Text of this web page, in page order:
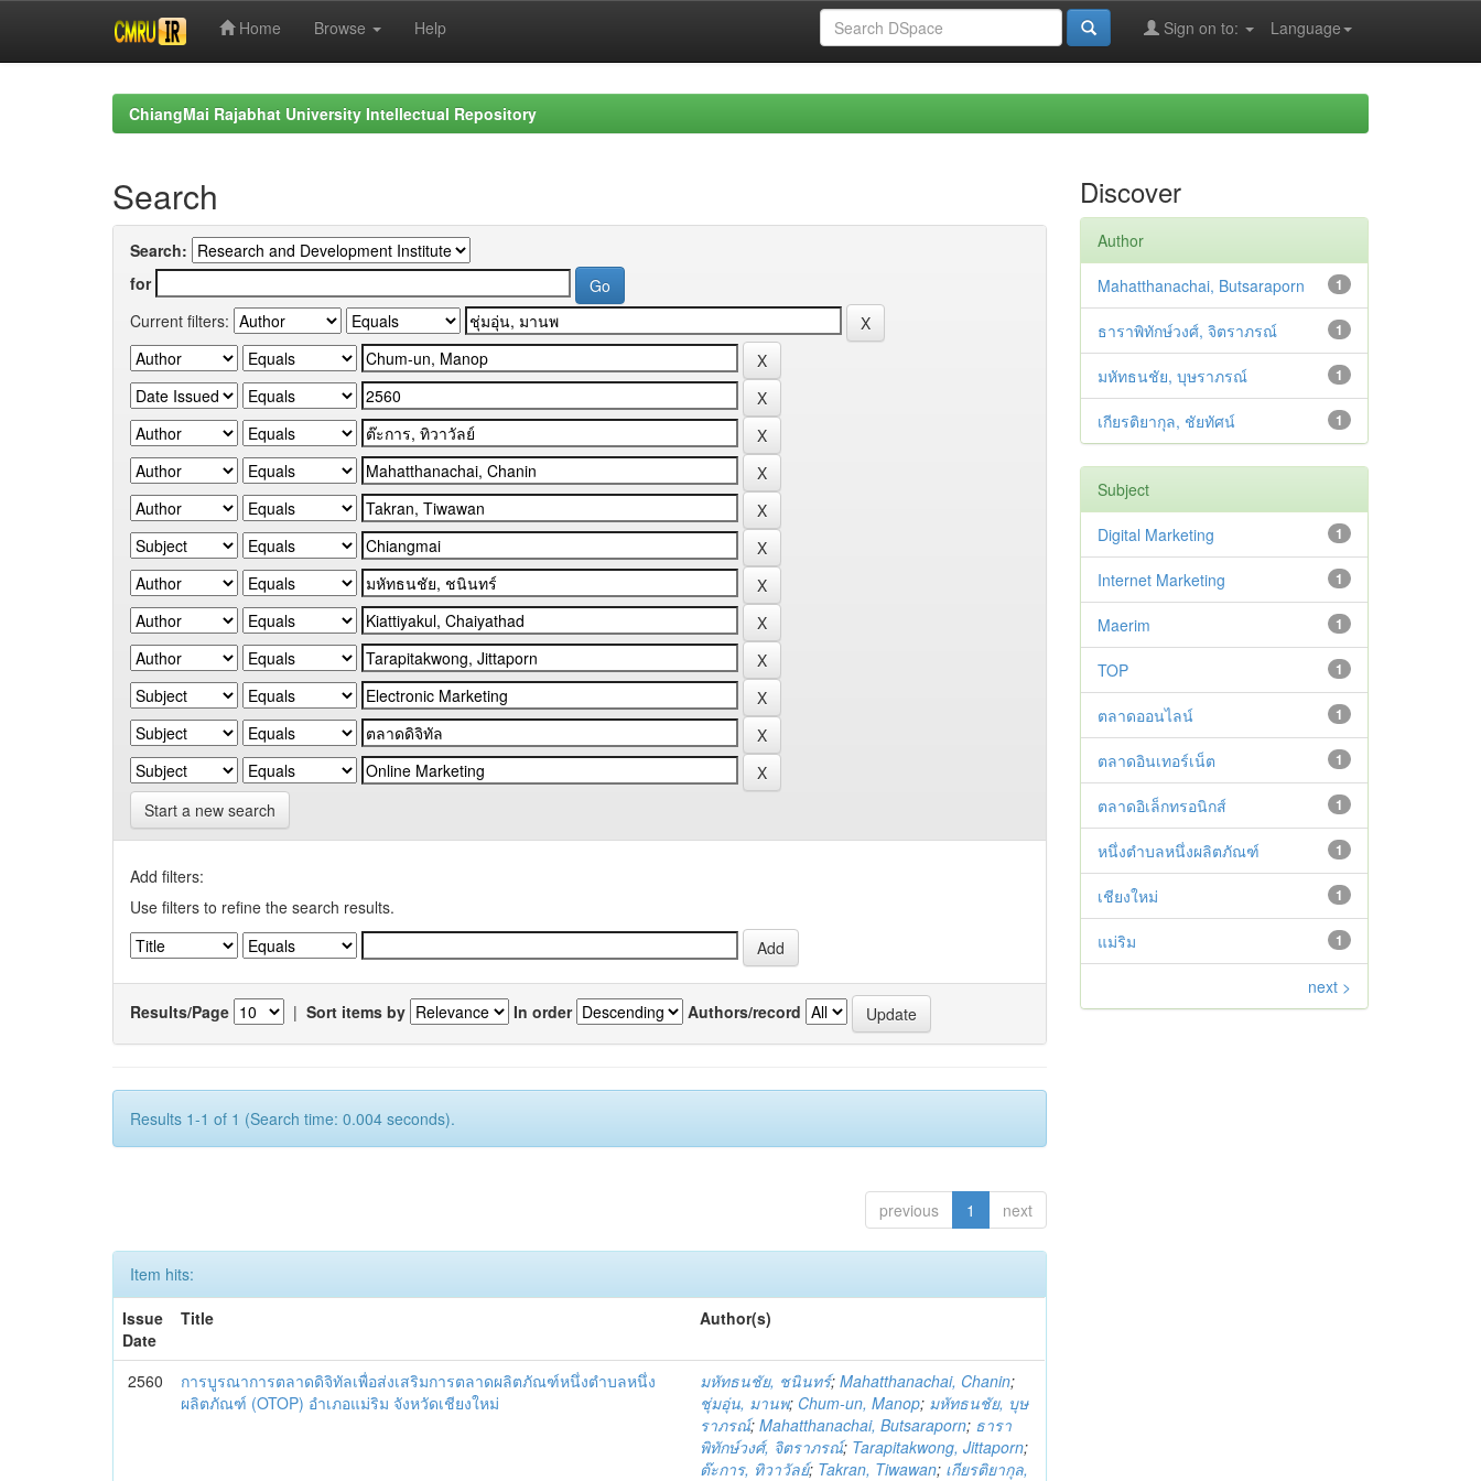
Home Browse Help Language
Sign on to:
ChiangMai Rajabhat University Intellectual Repository
Search
Search:
for
Current filters:
Start a new search
Add filters:
Use filters to refine the search results.
Results/Page | Sort items by In order Authors/record
Results 1-1 of 1 (Search time: 0.004 seconds).
previous 1 next
Item hits:
Issue
Date
Title Author(s)
2560
การบูรณาการตลาดดิจิทัลเพื่อส่งเสริมการตลาดผลิตภัณฑ์หนึ่งตำบลหนึ่ง
ผลิตภัณฑ์ (OTOP) อำเภอแม่ริม จังหวัดเชียงใหม่
มหัทธนชัย, ชนินทร์;Mahatthanachai, Chanin;
ชุ่มอุ่น, มานพ; Chum-un, Manop; มหัทธนชัย, บุษ
ราภรณ์;Mahatthanachai, Butsaraporn; ธารา
พิทักษ์วงศ์, จิตราภรณ์; Tarapitakwong, Jittaporn;
ต๊ะการ, ทิวาวัลย์; Takran, Tiwawan; เกียรติยากุล,
Discover
Author
1
Mahatthanachai, Butsaraporn
1
ธาราพิทักษ์วงศ์, จิตราภรณ์
1
มหัทธนชัย, บุษราภรณ์
1
เกียรติยากุล, ชัยทัศน์
Subject
1
Digital Marketing
1
Internet Marketing
1
Maerim
1
TOP
1
ตลาดออนไลน์
1
ตลาดอินเทอร์เน็ต
1
ตลาดอิเล็กทรอนิกส์
1
หนึ่งตำบลหนึ่งผลิตภัณฑ์
1
เชียงใหม่
1
แม่ริม
next >